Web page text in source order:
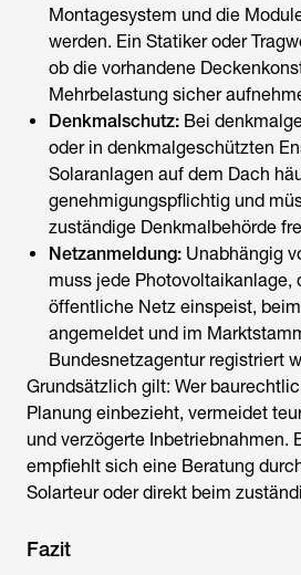
Montagesystem und die
werden. Ein Statiker oder
ob die vorhandene
Mehrbelastung sicher
Denkmalschutz: Bei
oder in denkmalgeschützten
Solaranlagen auf dem Dach
genehmigungspflichtig und
zuständige Denkmalbehörde
Netzanmeldung: Unabhängig
muss jede Photovoltaikanlage,
öffentliche Netz einspeist,
angemeldet und im
Bundesnetzagentur registriert
Grundsätzlich gilt: Wer
Planung einbezieht, vermeidet
und verzögerte Inbetriebnahmen.
empfiehlt sich eine Beratung
Solarteur oder direkt beim
Fazit